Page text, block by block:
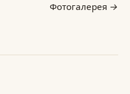
Фотогалерея